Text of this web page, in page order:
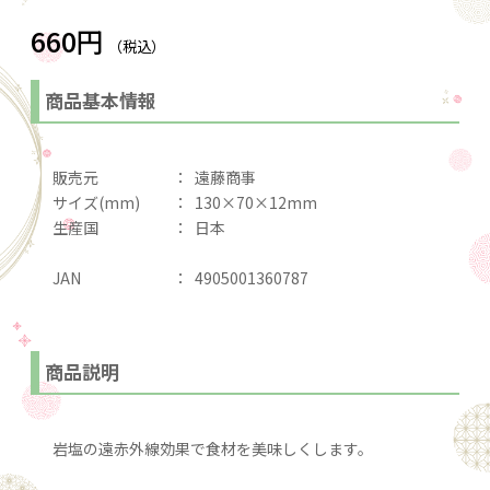
660円 （税込）
商品基本情報
販売元 ： 遠藤商事
サイズ(mm)
： 130×70×12mm
生産国
： 日本
JAN ： 4905001360787
商品説明
岩塩の遠赤外線効果で食材を美味しくします。